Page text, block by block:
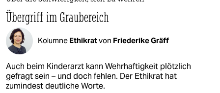
Übergriff im Graubereich
Kolumne Ethikratvon Friederike Gräff
Auch beim Kinderarzt kann Wehrhaftigkeit plötzlich
gefragt sein – und doch fehlen. Der Ethikrat hat
zumindest deutliche Worte.